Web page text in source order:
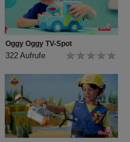
Oggy Oggy TV-Spot
322 Aufrufe